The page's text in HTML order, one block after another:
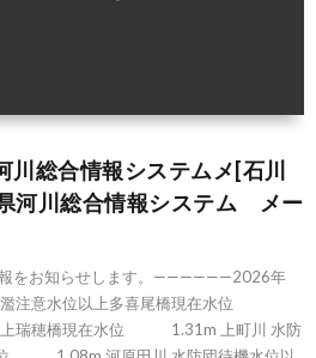
川総合情報システムメ[石川
河川総合情報システム メー
報をお知らせします。——————2026年
濫注意水位以上多喜尾橋現在水位
上瑞穂橋現在水位 1.31m 上町川 水防